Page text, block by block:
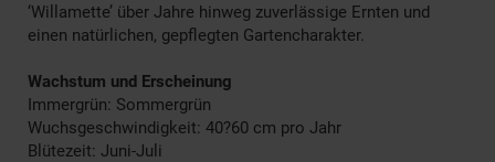
‘Willamette’ über Jahre hinweg zuverlässige Ernten und
einen natürlichen, gepflegten Gartencharakter.
Wachstum und Erscheinung
Immergrün: Sommergrün
Wuchsgeschwindigkeit: 40?60 cm pro Jahr
Blütezeit: Juni-Juli